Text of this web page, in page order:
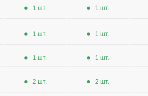
1 шт. 1 шт.
1 шт. 1 шт.
1 шт. 1 шт.
2 шт. 2 шт.